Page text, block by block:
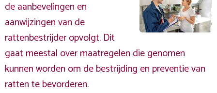
de aanbevelingen en
aanwijzingen van de
rattenbestrijder opvolgt. Dit
gaat meestal over maatregelen die genomen
kunnen worden om de bestrijding en preventie van
ratten te bevorderen.